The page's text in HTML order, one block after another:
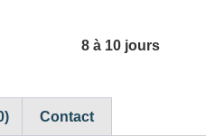
8 à 10 jours
Contact